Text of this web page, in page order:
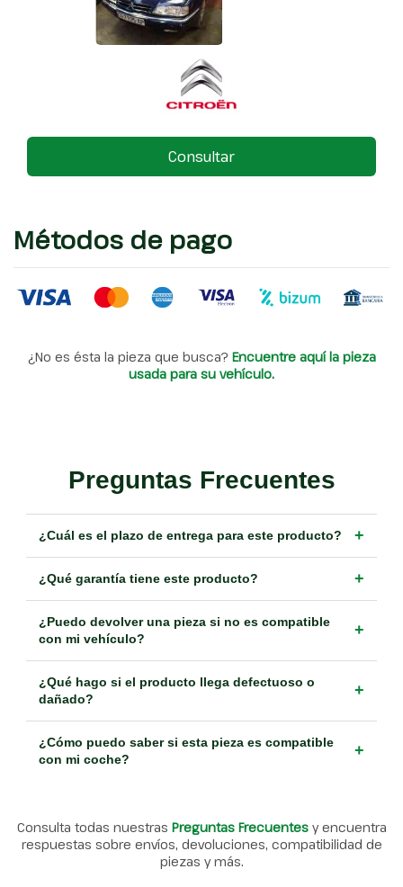
Consultar
Métodos de pago
¿No es ésta la pieza que busca? Encuentre aquí la pieza
usada para su vehículo.
Preguntas Frecuentes
¿Cuál es el plazo de entrega para este producto? +
¿Qué garantía tiene este producto? +
¿Puedo devolver una pieza si no es compatible
con mi vehículo?
+
¿Qué hago si el producto llega defectuoso o
dañado?
+
¿Cómo puedo saber si esta pieza es compatible
con mi coche?
+
Consulta todas nuestras Preguntas Frecuentes y encuentra
respuestas sobre envíos, devoluciones, compatibilidad de
piezas y más.